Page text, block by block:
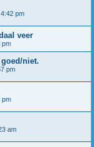
pm
veer
pm
niet.
pm
pm
am